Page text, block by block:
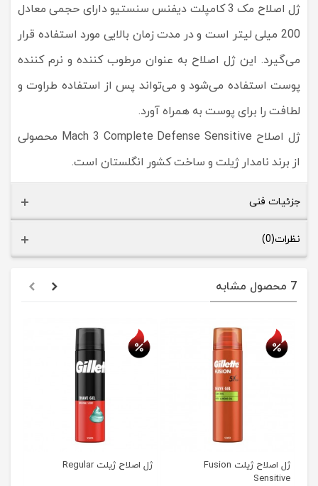
ژل اصلاح مک 3 کامپلت دیفنس سنستیو دارای حجمی معادل
200 میلی لیتر است و در مدت زمان بالایی مورد استفاده قرار
می‌گیرد. این ژل اصلاح به عنوان مرطوب کننده و نرم کننده
پوست استفاده می‌شود و می‌تواند پس از استفاده طراوت و
لطافت را برای پوست به همراه آورد.
ژل اصلاح Mach 3 Complete Defense Sensitive محصولی
از برند نامدار ژیلت و ساخت کشور انگلستان است.
جزئیات فنی
نظرات(0)
7 محصول مشابه
ژل اصلاح ژیلت Regular
حراج
ژل اصلاح ژیلت Fusion
Sensitive